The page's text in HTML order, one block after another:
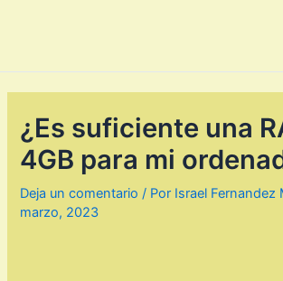
¿Es suficiente una
4GB para mi
Deja un comentario / Por Israel Fernandez
marzo, 2023